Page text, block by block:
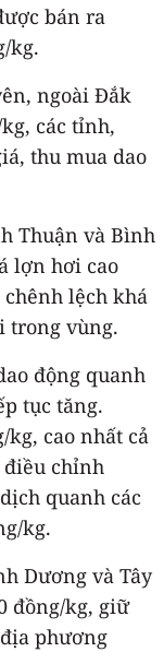
bán ra
kg.
ngoài Đắk
các tỉnh,
thu mua dao
Thuận và Bình
lợn hơi cao
lệch khá
trong vùng.
động quanh
tục tăng.
cao nhất cả
điều chỉnh
quanh các
kg.
Dương và Tây
đồng/kg, giữ
phương